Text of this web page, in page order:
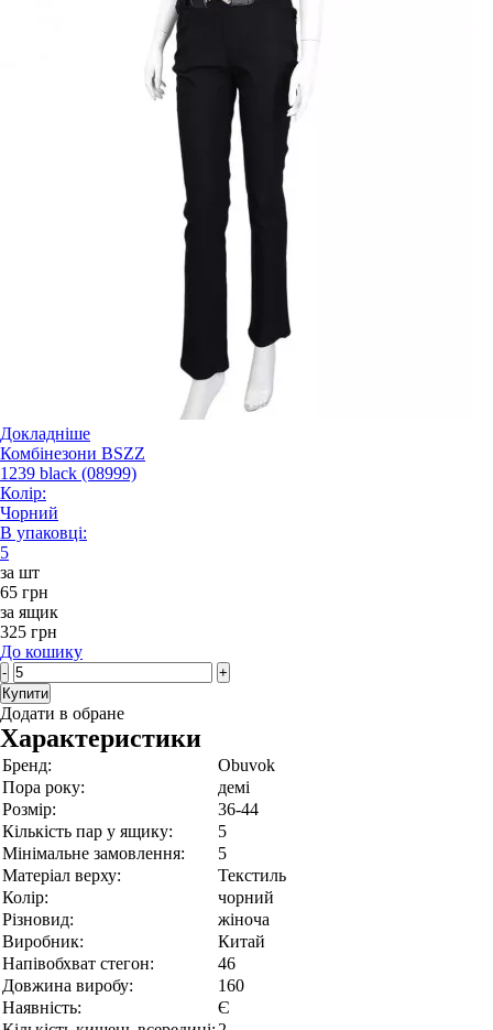
Докладніше
Комбінезони BSZZ
1239 black (08999)
Колір:
Чорний
В упаковці:
5
за шт
65 грн
за ящик
325 грн
До кошику
-
+
Купити
Додати в обране
Характеристики
Бренд:
Obuvok
Пора року:
демі
Розмір:
36-44
Кількість пар у ящику:
5
Мінімальне замовлення:
5
Матеріал верху:
Текстиль
Колір:
чорний
Різновид:
жіноча
Виробник:
Китай
Напівобхват стегон:
46
Довжина виробу:
160
Наявність:
Є